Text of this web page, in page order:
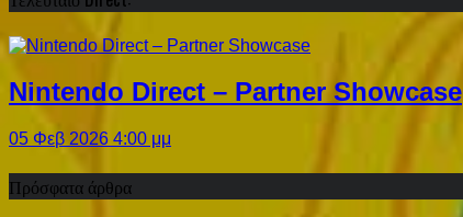
Nintendo Direct – Partner Showcase
05 Φεβ 2026 4:00 μμ
Πρόσφατα άρθρα